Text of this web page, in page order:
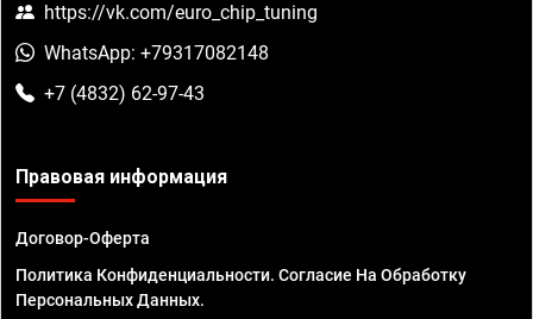
https://vk.com/euro_chip_tuning
WhatsApp: +79317082148
+7 (4832) 62-97-43
Правовая информация
Договор-Оферта
Политика Конфиденциальности. Согласие На Обработку
Персональных Данных.